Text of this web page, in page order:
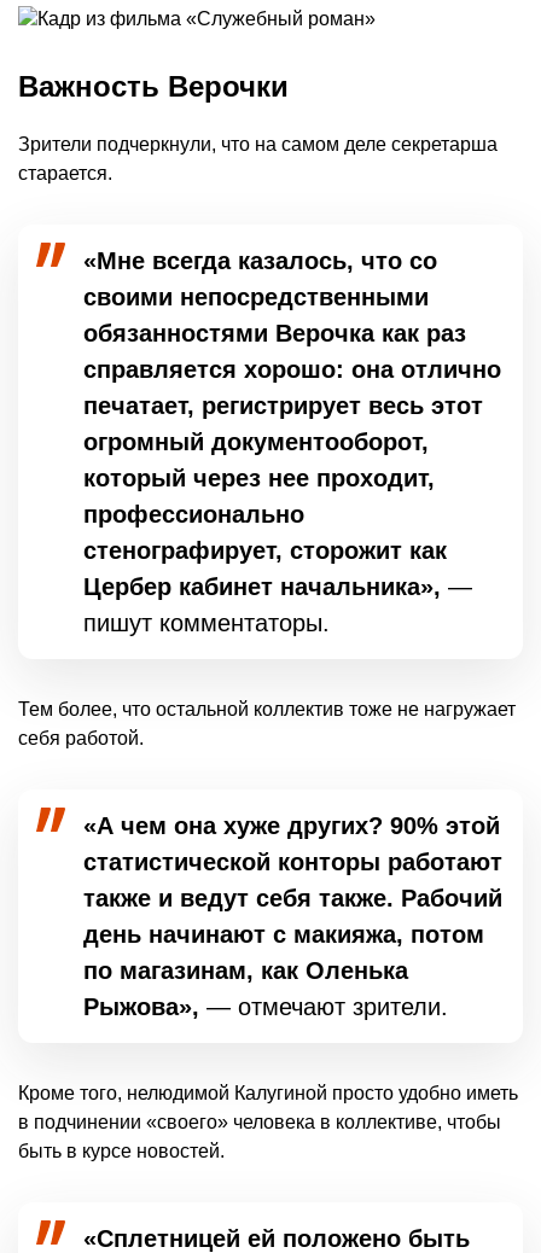
Важность Верочки
Зрители подчеркнули, что на самом деле секретарша
старается.
«Мне всегда казалось, что со
своими непосредственными
обязанностями Верочка как раз
справляется хорошо: она отлично
печатает, регистрирует весь этот
огромный документооборот,
который через нее проходит,
профессионально
стенографирует, сторожит как
Цербер кабинет начальника», —
пишут комментаторы.
Тем более, что остальной коллектив тоже не нагружает
себя работой.
«А чем она хуже других? 90% этой
статистической конторы работают
также и ведут себя также. Рабочий
день начинают с макияжа, потом
по магазинам, как Оленька
Рыжова», — отмечают зрители.
Кроме того, нелюдимой Калугиной просто удобно иметь
в подчинении «своего» человека в коллективе, чтобы
быть в курсе новостей.
«Сплетницей ей положено быть